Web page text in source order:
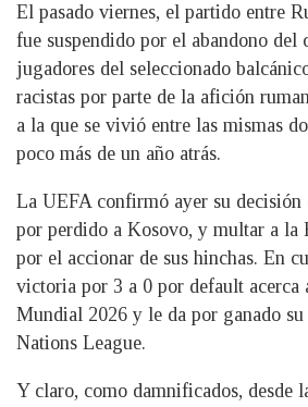
El pasado viernes, el partido entre
fue suspendido por el abandono del
jugadores del seleccionado
racistas por parte de la afición
a la que se vivió entre las mismas
poco más de un año atrás.
La UEFA confirmó ayer su decisión
por perdido a Kosovo, y multar a la
por el accionar de sus hinchas. En
victoria por 3 a 0 por default acerca
Mundial 2026 y le da por ganado
Nations League.
Y claro, como damnificados, desde